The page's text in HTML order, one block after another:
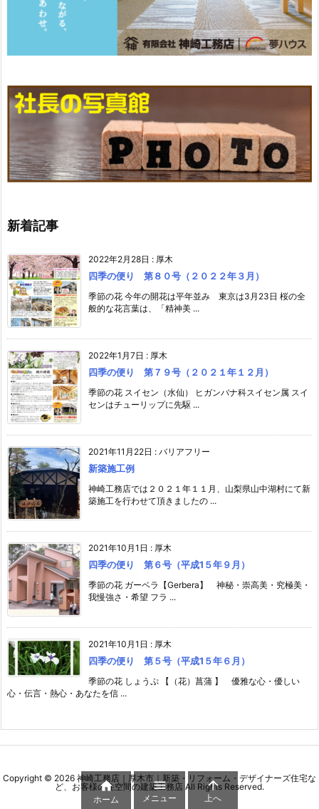
新着記事
2022年2月28日 : 厚木
四季の便り 第８０号（２０２２年３月）
季節の花 今年の開花は平年並み 東京は3月23日 桜の全
般的な花言葉は、「精神美 ...
2022年1月7日 : 厚木
四季の便り 第７９号（２０２１年１２月）
季節の花 スイセン（水仙） ヒガンバナ科スイセン属 スイ
センはチューリップに先駆 ...
2021年11月22日 : バリアフリー
新築施工例
神崎工務店では２０２１年１１月、山梨県山中湖村にて新
築施工を行わせて頂きましたの ...
2021年10月1日 : 厚木
四季の便り 第６号（平成1５年９月）
季節の花 ガーベラ【Gerbera】 神秘・崇高美・究極美・
我慢強さ・希望 フラ ...
2021年10月1日 : 厚木
四季の便り 第５号（平成1５年６月）
季節の花 しょうぷ 【（花）菖蒲 】 優雅な心・優しい
心・伝言・熱心・あなたを信 ...
Copyright © 2026 神崎工務店｜厚木市｜新築・リフォーム・デザイナーズ住宅な
ど、お客様の住空間の建築工務店 All Rights Reserved.

ホーム

メニュー

上へ